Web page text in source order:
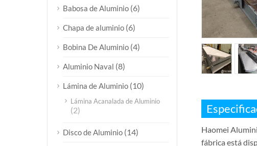
Haomei
fábrica está
Babosa de Aluminio (6)
Chapa de aluminio (6)
Bobina De Aluminio (4)
Aluminio Naval (8)
Lámina de Aluminio (10)
Lámina Acanalada de Aluminio
(2)
Disco de Aluminio (14)